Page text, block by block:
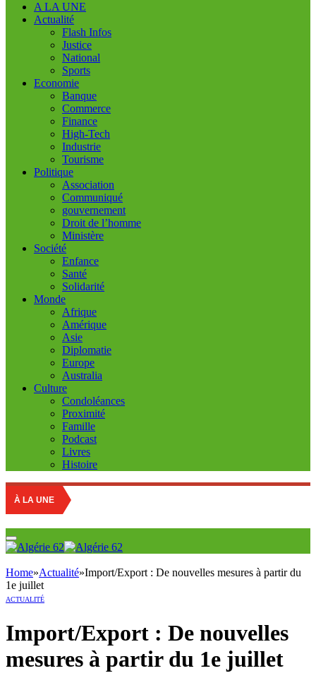
A LA UNE
Actualité
Flash Infos
Justice
National
Sports
Economie
Banque
Commerce
Finance
High-Tech
Industrie
Tourisme
Politique
Association
Communiqué
gouvernement
Droit de l’homme
Ministère
Société
Enfance
Santé
Solidarité
Monde
Afrique
Amérique
Asie
Diplomatie
Europe
Australia
Culture
Condoléances
Proximité
Famille
Podcast
Livres
Histoire
À LA UNE
Home»Actualité»Import/Export : De nouvelles mesures à partir du
1e juillet
ACTUALITÉ
Import/Export : De nouvelles
mesures à partir du 1e juillet